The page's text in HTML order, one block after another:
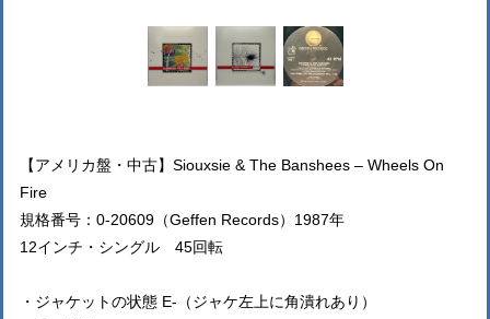
【アメリカ盤・中古】Siouxsie & The Banshees – Wheels On
Fire
規格番号：0-20609（Geffen Records）1987年
12インチ・シングル 45回転
・ジャケットの状態 E-（ジャケ左上に角潰れあり）